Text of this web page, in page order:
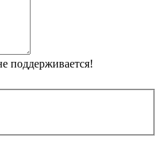
поддерживается!